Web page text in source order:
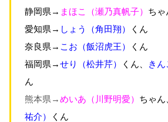
静岡県→ まほこ（瀬乃真帆子） ちゃ
愛知県→ しょう （角田翔）
くん
奈良県→ こお （飯沼虎王）
くん
福岡県→せり （松井芹） くん、 きん
ん
熊本県→めいあ（川野明愛） ちゃん
祐介） くん